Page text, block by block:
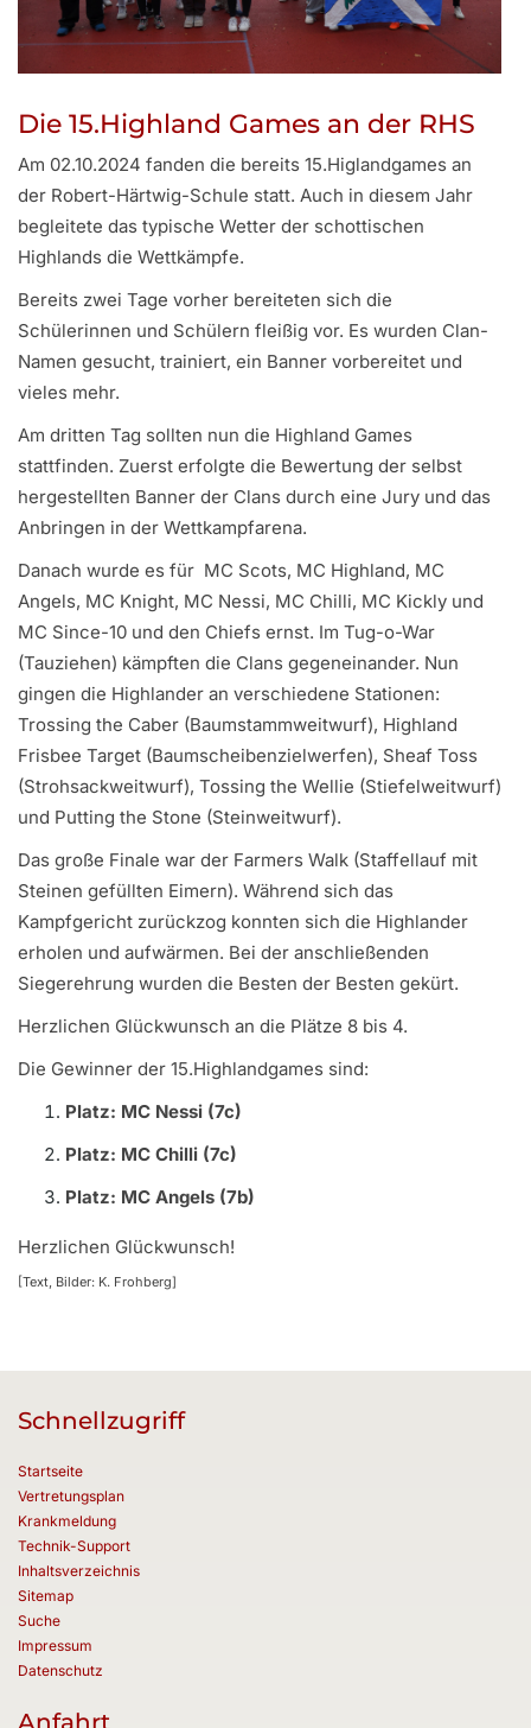
Die 15.Highland Games an der RHS
Am 02.10.2024 fanden die bereits 15.Higlandgames an
der Robert-Härtwig-Schule statt. Auch in diesem Jahr
begleitete das typische Wetter der schottischen
Highlands die Wettkämpfe.
Bereits zwei Tage vorher bereiteten sich die
Schülerinnen und Schülern fleißig vor. Es wurden Clan-
Namen gesucht, trainiert, ein Banner vorbereitet und
vieles mehr.
Am dritten Tag sollten nun die Highland Games
stattfinden. Zuerst erfolgte die Bewertung der selbst
hergestellten Banner der Clans durch eine Jury und das
Anbringen in der Wettkampfarena.
Danach wurde es für MC Scots, MC Highland, MC
Angels, MC Knight, MC Nessi, MC Chilli, MC Kickly und
MC Since-10 und den Chiefs ernst. Im Tug-o-War
(Tauziehen) kämpften die Clans gegeneinander. Nun
gingen die Highlander an verschiedene Stationen:
Trossing the Caber (Baumstammweitwurf), Highland
Frisbee Target (Baumscheibenzielwerfen), Sheaf Toss
(Strohsackweitwurf), Tossing the Wellie (Stiefelweitwurf)
und Putting the Stone (Steinweitwurf).
Das große Finale war der Farmers Walk (Staffellauf mit
Steinen gefüllten Eimern). Während sich das
Kampfgericht zurückzog konnten sich die Highlander
erholen und aufwärmen. Bei der anschließenden
Siegerehrung wurden die Besten der Besten gekürt.
Herzlichen Glückwunsch an die Plätze 8 bis 4.
Die Gewinner der 15.Highlandgames sind:
Platz: MC Nessi (7c)
Platz: MC Chilli (7c)
Platz: MC Angels (7b)
Herzlichen Glückwunsch!
[Text, Bilder: K. Frohberg]
Schnellzugriff
Startseite
Vertretungsplan
Krankmeldung
Technik-Support
Inhaltsverzeichnis
Sitemap
Suche
Impressum
Datenschutz
Anfahrt